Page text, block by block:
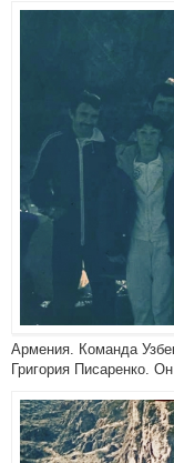
Армения. Команда
Григория Писаренко.